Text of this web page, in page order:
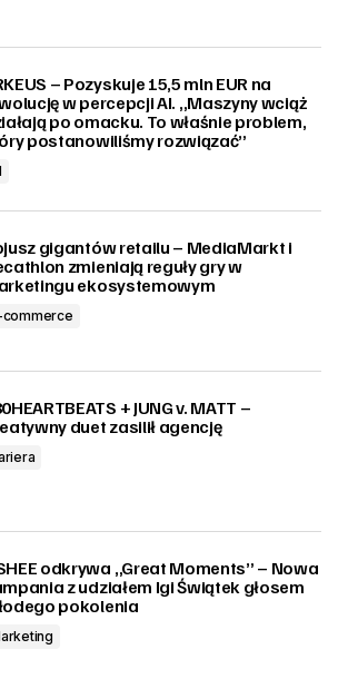
– Pozyskuje 15,5 mln EUR na
w percepcji AI. „Maszyny wciąż
po omacku. To właśnie problem,
postanowiliśmy rozwiązać”
gigantów retailu – MediaMarkt i
zmieniają reguły gry w
ekosystemowym
commerce
+ JUNG v. MATT –
duet zasilił agencję
odkrywa „Great Moments” – Nowa
z udziałem Igi Świątek głosem
pokolenia